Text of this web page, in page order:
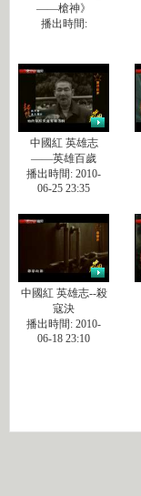
——槍神》
播出時間:
中國紅 英雄志
——英雄百歲
播出時間: 2010-
06-25 23:35
中國紅 英雄志--殺
寇決
播出時間: 2010-
06-18 23:10